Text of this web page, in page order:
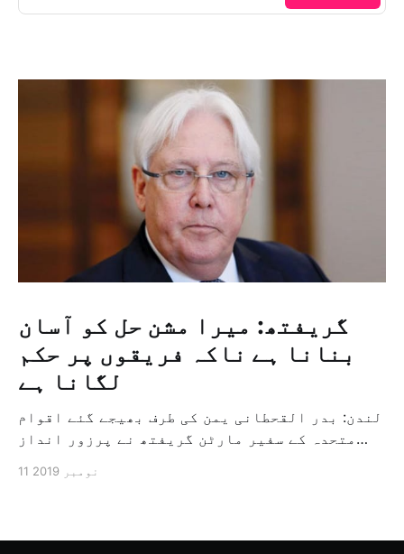
گریفتھ: میرا مشن حل کو آسان
بنانا ہے ناکہ فریقوں پر حکم
لگانا ہے
لندن: بدر القحطانی یمن کی طرف بھیجے گئے اقوام
متحدہ کے سفیر مارٹن گریفتھ نے پرزور انداز
ثالثی اور اس کشمکش کی حدبندی کرنے کے لئے ایک
11 نومبر 2019